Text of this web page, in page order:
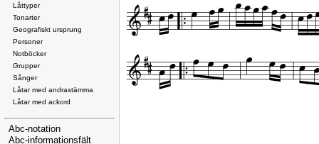
Låttyper
Tonarter
Geografiskt ursprung
Personer
Notböcker
Grupper
Sånger
Låtar med andrastämma
Låtar med ackord
Abc-notation
Abc-informationsfält